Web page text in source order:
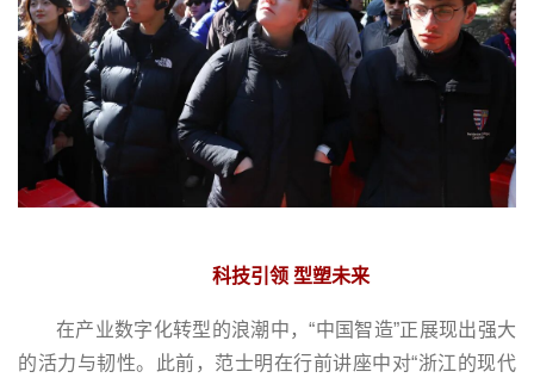
科技引领 型塑未来
在产业数字化转型的浪潮中，“中国智造”正展现出强大
的活力与韧性。此前，范士明在行前讲座中对“浙江的现代